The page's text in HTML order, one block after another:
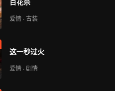
爱情 · 古装
这一秒过火
爱情 · 剧情